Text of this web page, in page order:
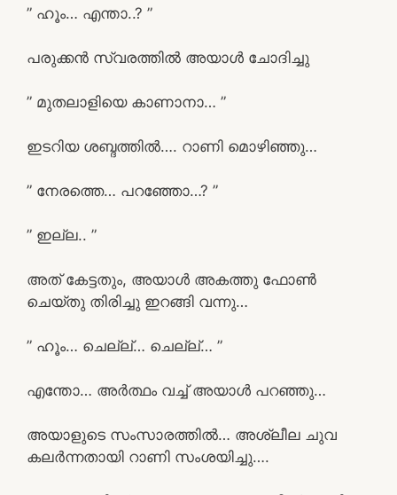
” ഹൂം… എന്താ..? ”
പരുക്കൻ സ്വരത്തിൽ അയാൾ ചോദിച്ചു
” മുതലാളിയെ കാണാനാ… ”
ഇടറിയ ശബ്ദത്തിൽ…. റാണി മൊഴിഞ്ഞു…
” നേരത്തെ… പറഞ്ഞോ…? ”
” ഇല്ല.. ”
അത് കേട്ടതും, അയാൾ അകത്തു ഫോൺ
ചെയ്തു തിരിച്ചു ഇറങ്ങി വന്നു…
” ഹൂം… ചെല്ല്… ചെല്ല്… ”
എന്തോ… അർത്ഥം വച്ച് അയാൾ പറഞ്ഞു…
അയാളുടെ സംസാരത്തിൽ… അശ്ലീല ചുവ
കലർന്നതായി റാണി സംശയിച്ചു….